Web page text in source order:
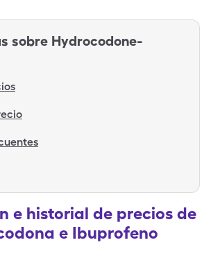
sobre Hydrocodone-
e historial de precios de
e Ibuprofeno